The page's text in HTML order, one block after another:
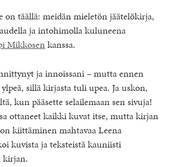
on täällä: meidän mieletön jäätelökirja,
ja intohimolla kuluneena
Mikkosenkanssa.
ja innoissani – mutta ennen
sillä kirjasta tuli upea. Ja uskon,
kun pääsette selailemaan sen sivuja!
ottaneet kaikki kuvat itse, mutta kirjan
kiittäminen mahtavaa Leena
kuvista ja teksteistä kauniisti
kirjan.